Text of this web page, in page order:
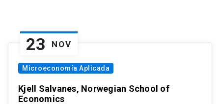
23 NOV
Microeconomía Aplicada
Kjell Salvanes, Norwegian School of
Economics